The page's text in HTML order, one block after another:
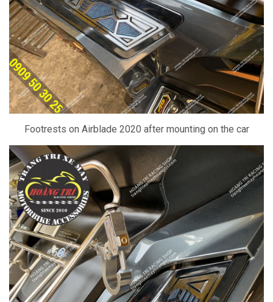
Footrests on Airblade 2020 after mounting on the car